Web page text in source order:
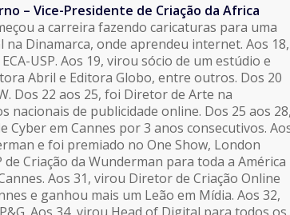
– Vice-Presidente de Criação da Africa
a carreira fazendo caricaturas para uma
Dinamarca, onde aprendeu internet. Aos 18,
USP. Aos 19, virou sócio de um estúdio e
Abril e Editora Globo, entre outros. Dos 20
Dos 22 aos 25, foi Diretor de Arte na
nacionais de publicidade online. Dos 25 aos
Cyber em Cannes por 3 anos consecutivos.
e foi premiado no One Show, London
de Criação da Wunderman para toda a América
Aos 31, virou Diretor de Criação Online
e ganhou mais um Leão em Mídia. Aos 32,